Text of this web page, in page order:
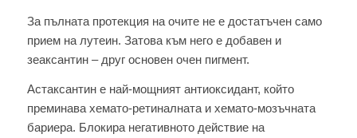
За пълната протекция на очите не е достатъчен само
прием на лутеин. Затова към него е добавен и
зеаксантин – друг основен очен пигмент.
Астаксантин е най-мощният антиоксидант, който
преминава хемато-ретиналната и хемато-мозъчната
бариера. Блокира негативното действие на